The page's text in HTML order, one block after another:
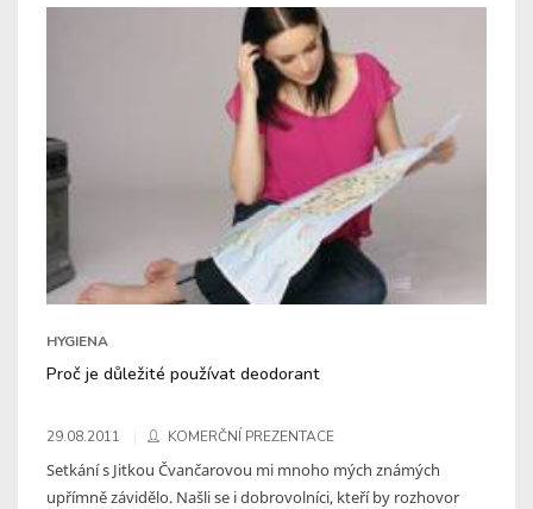
HYGIENA
Proč je důležité používat deodorant
29.08.2011 KOMERČNÍ PREZENTACE
Setkání s Jitkou Čvančarovou mi mnoho mých známých
upřímně závidělo. Našli se i dobrovolníci, kteří by rozhovor